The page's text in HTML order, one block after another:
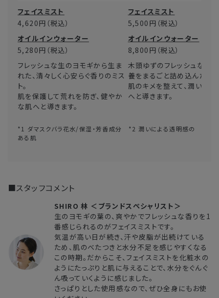
フェイスミスト
4,620円 （税込）
オイルインウォーター
5,280円 （税込）
フレッシュな生のヨモギから生ま
れた、清々しく心安らぐ香りのミス
ト。
肌を保護して荒れを防ぎ、健やか
な肌へと導きます。
フェイスミスト
5,500円 （税込）
オイルインウォーター
8,800円 （税込）
木頭ゆずのフレッシュな香
養をまるごと詰め込んだミス
肌のキメを整えて、潤いに
へと導きます。
*1 ダマスクバラ花水/保湿・芳香成分 *2 潤いによる透明感の
ある肌
■スタッフコメント
SHIRO 林 ＜ブランドスぺシャリスト＞
生のヨモギの葉の、爽やかでフレッシュな香りを1
番感じられるのがフェイスミストです。
気温が高い日が続き、汗や皮脂が出続けている
ため、肌のべたつきと水分不足を感じやすくなる
この時期。だからこそ、フェイスミストを化粧水の
ようにたっぷりと肌に与えることで、水分をぐんぐ
ん吸っていくように感じました。
さっぱりとした使用感なので、ぜひ全身にもお使